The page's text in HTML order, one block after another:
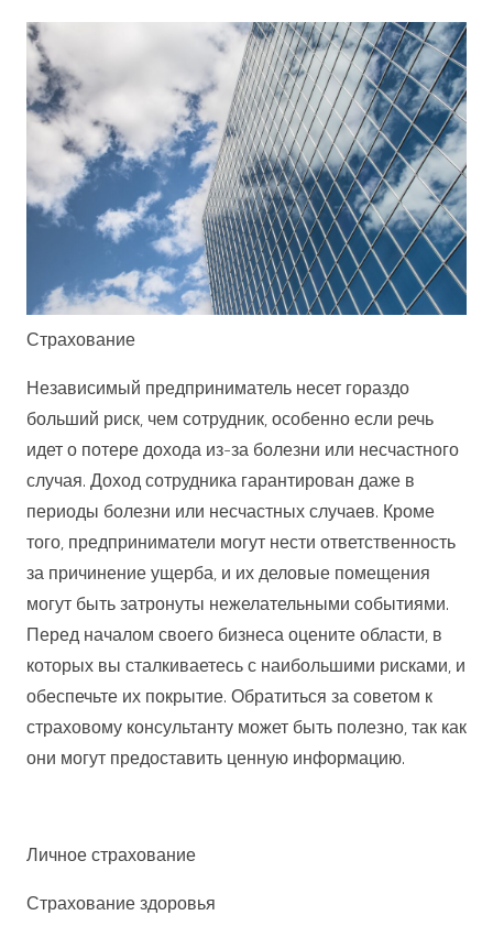
Страхование
Независимый предприниматель несет гораздо
больший риск, чем сотрудник, особенно если речь
идет о потере дохода из-за болезни или несчастного
случая. Доход сотрудника гарантирован даже в
периоды болезни или несчастных случаев. Кроме
того, предприниматели могут нести ответственность
за причинение ущерба, и их деловые помещения
могут быть затронуты нежелательными событиями.
Перед началом своего бизнеса оцените области, в
которых вы сталкиваетесь с наибольшими рисками, и
обеспечьте их покрытие. Обратиться за советом к
страховому консультанту может быть полезно, так как
они могут предоставить ценную информацию.
Личное страхование
Страхование здоровья